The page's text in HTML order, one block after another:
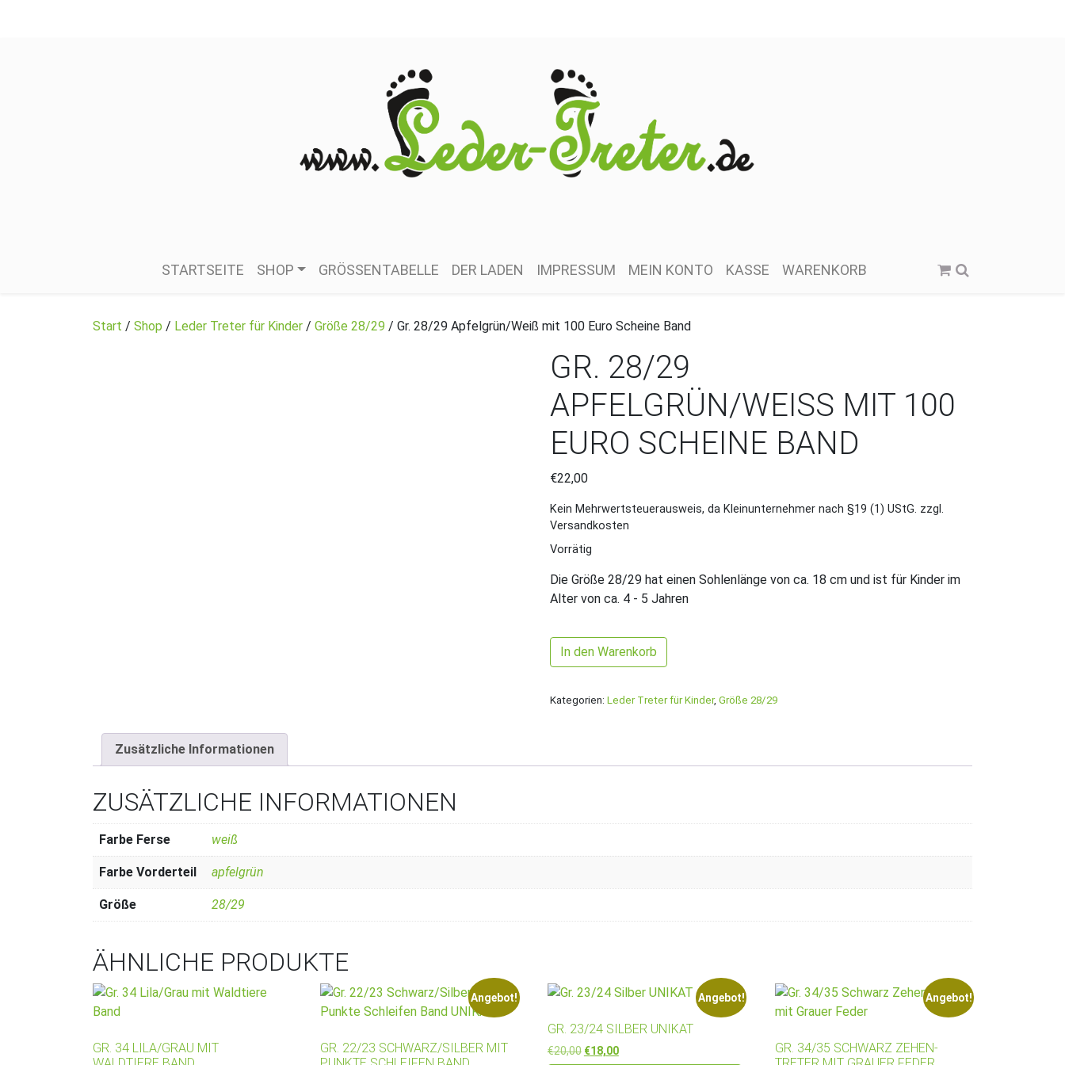
STARTSEITE SHOP GRÖSSENTABELLE DER LADEN IMPRESSUM MEIN KONTO KASSE WARENKORB
Start / Shop / Leder Treter für Kinder / Größe 28/29 / Gr. 28/29 Apfelgrün/Weiß mit 100 Euro Scheine Band
GR. 28/29
APFELGRÜN/WEISS MIT 100 E
URO SCHEINE BAND
€22,00
Kein Mehrwertsteuerausweis, da Kleinunternehmer nach §19 (1) UStG. zzgl.
Versandkosten
Vorrätig
Die Größe 28/29 hat einen Sohlenlänge von ca. 18 cm und ist für Kinder im
Alter von ca. 4 - 5 Jahren
Gr. 28/29 Apfelgrün/Weiß mit 100 Euro Scheine Band Menge
In den Warenkorb
Kategorien:Leder Treter für Kinder,Größe 28/29
Zusätzliche Informationen
ZUSÄTZLICHE INFORMATIONEN
Farbe Ferse weiß
Farbe Vorderteil apfelgrün
Größe 28/29
ÄHNLICHE PRODUKTE
GR. 34 LILA/GRAU MIT
Angebot!
GR. 22/23 SCHWARZ/SILBER MIT
Angebot!
GR. 23/24 SILBER UNIKAT
€20,00 Ursprünglicher Preis war: €20,00
€18,00Aktueller Preis ist: €18,00.
Angebot!
GR. 34/35 SCHWARZ ZEHEN-